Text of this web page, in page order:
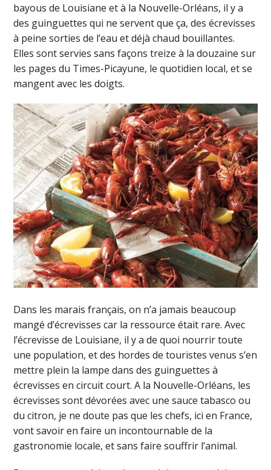
bayous de Louisiane et à la Nouvelle-Orléans, il y a
des guinguettes qui ne servent que ça, des écrevisses
à peine sorties de l’eau et déjà chaud bouillantes.
Elles sont servies sans façons treize à la douzaine sur
les pages du Times-Picayune, le quotidien local, et se
mangent avec les doigts.
Dans les marais français, on n’a jamais beaucoup
mangé d’écrevisses car la ressource était rare. Avec
l’écrevisse de Louisiane, il y a de quoi nourrir toute
une population, et des hordes de touristes venus s’en
mettre plein la lampe dans des guinguettes à
écrevisses en circuit court. A la Nouvelle-Orléans, les
écrevisses sont dévorées avec une sauce tabasco ou
du citron, je ne doute pas que les chefs, ici en France,
vont savoir en faire un incontournable de la
gastronomie locale, et sans faire souffrir l’animal.